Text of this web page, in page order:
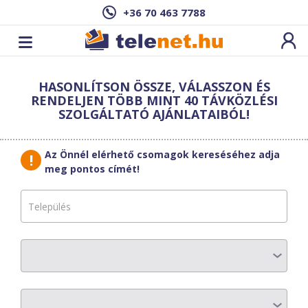
+36 70 463 7788
Ez a csomag sajnos nem elérhető az Ön
címén.Megnézem másik címen!
vissza a szolgáltatásokhoz
ActivCom Kft.
AZ ELŐFIZETÉS RÉSZLETEI
HASONLÍTSON ÖSSZE, VÁLASSZON ÉS
RENDELJEN TÖBB MINT 40 TÁVKÖZLÉSI
SZOLGÁLTATÓ AJÁNLATAIBÓL!
Az Önnél elérhető csomagok kereséséhez adja
meg pontos címét!